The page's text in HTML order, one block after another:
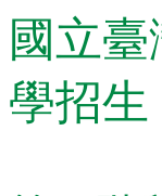
國立
學招生